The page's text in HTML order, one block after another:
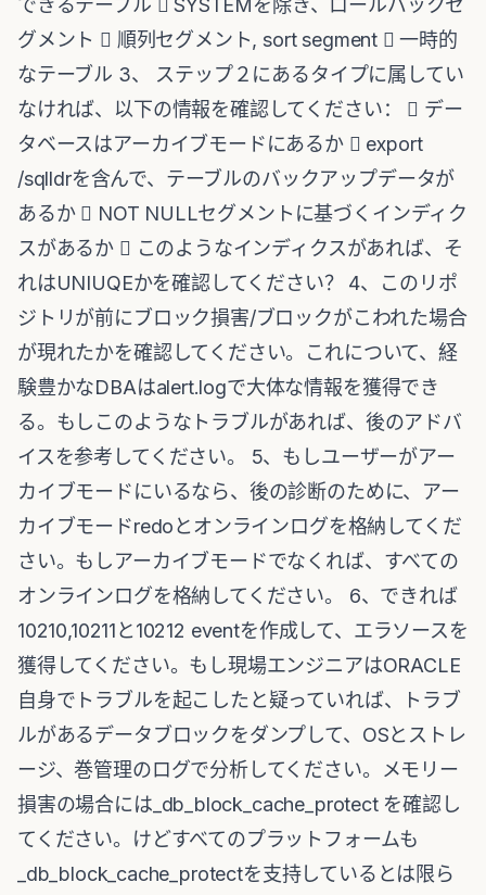
グメント  順列セグメント, sort segment  一時的
なテーブル 3、 ステップ２にあるタイプに属してい
なければ、以下の情報を確認してください：  デー
タベースはアーカイブモードにあるか  export
/sqlldrを含んで、テーブルのバックアップデータが
あるか  NOT NULLセグメントに基づくインディク
スがあるか  このようなインディクスがあれば、そ
れはUNIUQEかを確認してください？ 4、このリポ
ジトリが前にブロック損害/ブロックがこわれた場合
が現れたかを確認してください。これについて、経
験豊かなDBAはalert.logで大体な情報を獲得でき
る。もしこのようなトラブルがあれば、後のアドバ
イスを参考してください。 5、もしユーザーがアー
カイブモードにいるなら、後の診断のために、アー
カイブモードredoとオンラインログを格納してくだ
さい。もしアーカイブモードでなくれば、すべての
オンラインログを格納してください。 6、できれば
10210,10211と10212 eventを作成して、エラソースを
獲得してください。もし現場エンジニアはORACLE
自身でトラブルを起こしたと疑っていれば、トラブ
ルがあるデータブロックをダンプして、OSとストレ
ージ、巻管理のログで分析してください。メモリー
損害の場合には_db_block_cache_protect を確認し
てください。けどすべてのプラットフォームも
_db_block_cache_protectを支持しているとは限ら